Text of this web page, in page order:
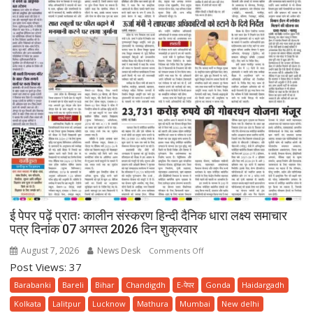
ई पेपर पढ़ें प्रातः कालीन संस्करण हिन्दी दैनिक धारा लक्ष्य समाचार
पत्र दिनांक 07 अगस्त 2026 दिन शुक्रवार
August 7, 2026 News Desk Comments Offon
पेपर
पढ़ें
Post Views: 37
Barabanki Bareli Bihar Chandigdh E-पेपर Gonda
Haidargadh
Kolkata
Lalitpur Lucknow Mathura Mumbai
New delhi